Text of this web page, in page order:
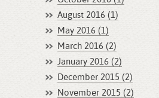
August 2016 (1)
May 2016 (1)
March 2016 (2)
January 2016 (2)
December 2015 (2)
November 2015 (2)